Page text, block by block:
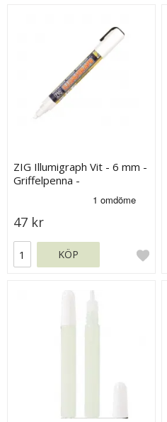
ZIG Illumigraph Vit - 6 mm -
Griffelpenna -
47 kr
KÖP